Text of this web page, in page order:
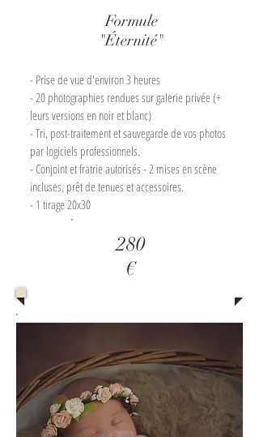
Formule
"Éternité"
- Prise de vue d'environ 3 heures
- 20 photographies rendues sur galerie privée (+
leurs versions en noir et blanc)
- Tri, post-traitement et sauvegarde de vos photos
par logiciels professionnels.
- Conjoint et fratrie autorisés - 2 mises en scène
incluses, prêt de tenues et accessoires.
- 1 tirage 20x30
280
€